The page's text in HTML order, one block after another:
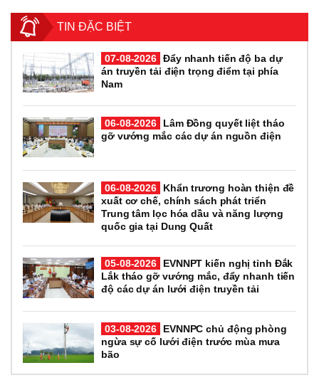
TIN ĐẶC BIỆT
07-08-2026 Đẩy nhanh tiến độ ba dự
án truyền tải điện trọng điểm tại phía
Nam
06-08-2026
Lâm Đồng quyết liệt tháo
gỡ vướng mắc các dự án nguồn điện
06-08-2026
Khẩn trương hoàn thiện đề
xuất cơ chế, chính sách phát triển
Trung tâm lọc hóa dầu và năng lượng
quốc gia tại Dung Quất
05-08-2026
EVNNPT kiến nghị tỉnh Đắk
Lắk tháo gỡ vướng mắc, đẩy nhanh tiến
độ các dự án lưới điện truyền tải
03-08-2026
EVNNPC chủ động phòng
ngừa sự cố lưới điện trước mùa mưa
bão